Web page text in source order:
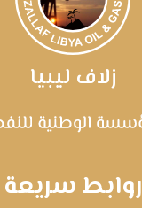
زلاف ليبيا
روابط سريعة